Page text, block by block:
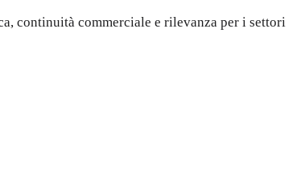
continuità commerciale e rilevanza per i settori